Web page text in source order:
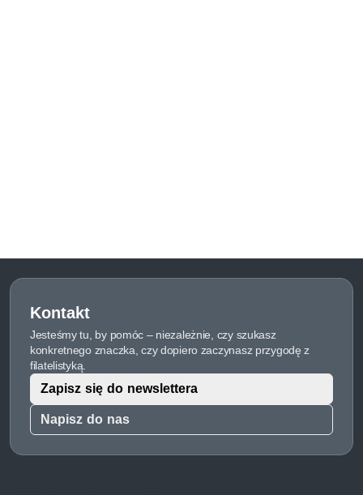
Kontakt
Jesteśmy tu, by pomóc – niezależnie, czy szukasz
konkretnego znaczka, czy dopiero zaczynasz przygodę z
filatelistyką.
Napisz do nas
Zapisz się do newslettera